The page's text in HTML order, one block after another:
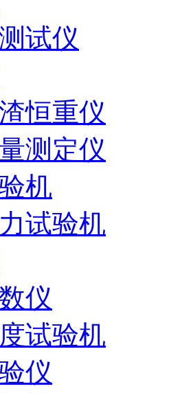
试仪
恒重仪
测定仪
机
试验机
仪
试验机
仪